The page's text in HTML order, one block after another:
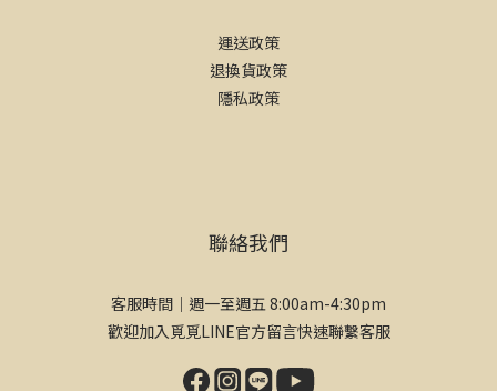
運送政策
退換貨政策
隱私政策
聯絡我們
客服時間｜週一至週五 8:00am-4:30pm
歡迎加入覓覓LINE官方留言快速聯繫客服